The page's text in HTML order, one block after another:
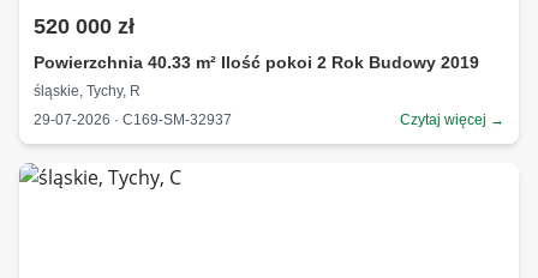
520 000 zł
Powierzchnia 40.33 m² Ilość pokoi 2 Rok Budowy 2019
śląskie, Tychy, R
29-07-2026 · C169-SM-32937
Czytaj więcej →